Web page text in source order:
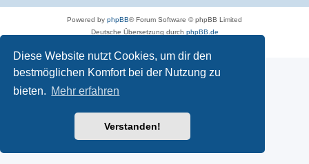
Diese Website nutzt Cookies, um dir den
bestmöglichen Komfort bei der Nutzung zu
bieten. Mehr erfahren
Verstanden!
Powered by phpBB® Forum Software © phpBB Limited
Deutsche Übersetzung durch phpBB.de